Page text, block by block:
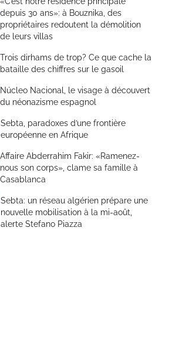
depuis 30 ans»: à Bouznika, des
propriétaires redoutent la démolition
de leurs villas
Trois dirhams de trop? Ce que cache la
bataille des chiffres sur le gasoil
Núcleo Nacional, le visage à découvert
du néonazisme espagnol
Sebta, paradoxes d’une frontière
européenne en Afrique
Affaire Abderrahim Fakir: «Ramenez-
nous son corps», clame sa famille à
Casablanca
Sebta: un réseau algérien prépare une
nouvelle mobilisation à la mi-août,
alerte Stefano Piazza